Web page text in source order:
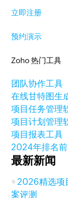
立即注册
预约演示
Zoho 热门工具
团队协作工具
在线甘特图生
项目任务管理
项目计划管理
项目报表工具
2024年排名
最新新闻
2026精选项
案评测